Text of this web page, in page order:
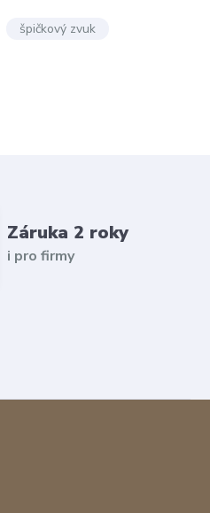
špičkový zvuk
Záruka 2 roky
i pro firmy